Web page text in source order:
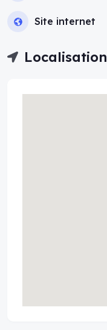
Site internet
Localisation